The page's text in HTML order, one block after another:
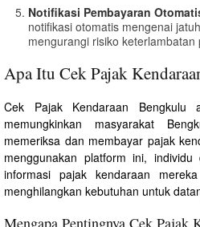
Notifikasi Pembayaran
notifikasi otomatis mengenai
mengurangi risiko keterlambatan
Apa Itu Cek Pajak
Cek Pajak Kendaraan Bengkulu
memungkinkan masyarakat
memeriksa dan membayar pajak
menggunakan platform ini,
informasi pajak kendaraan
menghilangkan kebutuhan untuk
Mengapa Pentingnya Cek Pajak